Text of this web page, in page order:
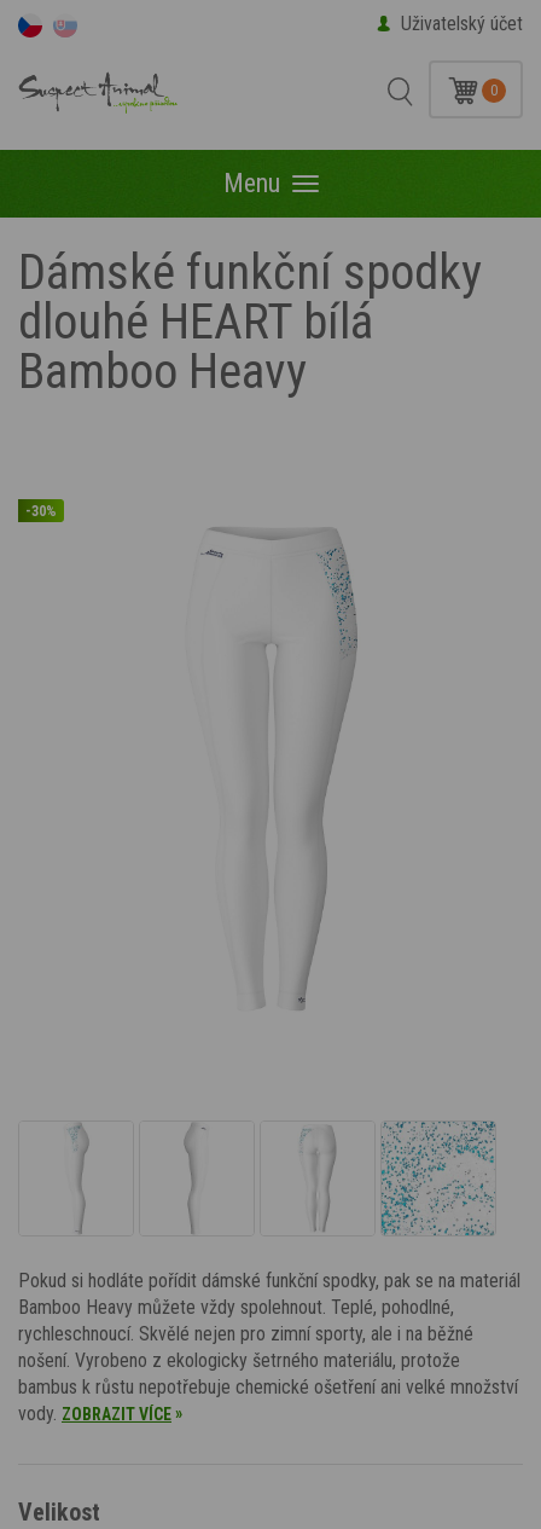
Uživatelský účet
0
Menu Menu
Dámské funkční spodky
dlouhé HEART bílá
Bamboo Heavy
-30%
Pokud si hodláte pořídit dámské funkční spodky, pak se na materiál
Bamboo Heavy můžete vždy spolehnout. Teplé, pohodlné,
rychleschnoucí. Skvělé nejen pro zimní sporty, ale i na běžné
nošení. Vyrobeno z ekologicky šetrného materiálu, protože
bambus k růstu nepotřebuje chemické ošetření ani velké množství
vody. ZOBRAZIT VÍCE»
Velikost